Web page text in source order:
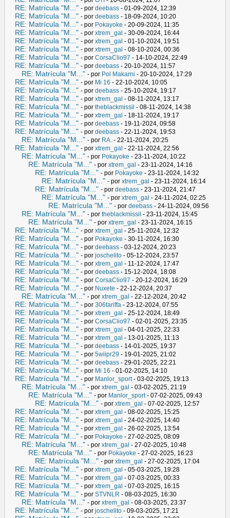
RE: Matrícula "M..." - por deebass - 01-09-2024, 12:39
RE: Matrícula "M..." - por deebass - 18-09-2024, 10:20
RE: Matrícula "M..." - por Pokayoke - 20-09-2024, 11:35
RE: Matrícula "M..." - por xtrem_gal - 30-09-2024, 16:44
RE: Matrícula "M..." - por xtrem_gal - 01-10-2024, 19:51
RE: Matrícula "M..." - por xtrem_gal - 08-10-2024, 00:36
RE: Matrícula "M..." - por CorsaClio97 - 14-10-2024, 22:49
RE: Matrícula "M..." - por deebass - 20-10-2024, 11:57
RE: Matrícula "M..." - por Pol Makarni - 20-10-2024, 17:29
RE: Matrícula "M..." - por Mi 16 - 22-10-2024, 10:05
RE: Matrícula "M..." - por deebass - 25-10-2024, 19:17
RE: Matrícula "M..." - por xtrem_gal - 08-11-2024, 13:17
RE: Matrícula "M..." - por theblackmissil - 08-11-2024, 14:38
RE: Matrícula "M..." - por xtrem_gal - 18-11-2024, 19:17
RE: Matrícula "M..." - por deebass - 19-11-2024, 09:58
RE: Matrícula "M..." - por deebass - 22-11-2024, 19:53
RE: Matrícula "M..." - por RA. - 22-11-2024, 20:25
RE: Matrícula "M..." - por xtrem_gal - 22-11-2024, 22:56
RE: Matrícula "M..." - por Pokayoke - 23-11-2024, 10:22
RE: Matrícula "M..." - por xtrem_gal - 23-11-2024, 14:16
RE: Matrícula "M..." - por Pokayoke - 23-11-2024, 14:32
RE: Matrícula "M..." - por xtrem_gal - 23-11-2024, 16:14
RE: Matrícula "M..." - por deebass - 23-11-2024, 21:47
RE: Matrícula "M..." - por xtrem_gal - 24-11-2024, 02:25
RE: Matrícula "M..." - por deebass - 24-11-2024, 09:56
RE: Matrícula "M..." - por theblackmissil - 23-11-2024, 15:45
RE: Matrícula "M..." - por xtrem_gal - 23-11-2024, 16:15
RE: Matrícula "M..." - por xtrem_gal - 25-11-2024, 12:32
RE: Matrícula "M..." - por Pokayoke - 30-11-2024, 16:30
RE: Matrícula "M..." - por deebass - 03-12-2024, 20:23
RE: Matrícula "M..." - por joschelito - 05-12-2024, 23:57
RE: Matrícula "M..." - por xtrem_gal - 11-12-2024, 17:47
RE: Matrícula "M..." - por deebass - 15-12-2024, 18:08
RE: Matrícula "M..." - por CorsaClio97 - 20-12-2024, 16:29
RE: Matrícula "M..." - por Nuxete - 22-12-2024, 20:37
RE: Matrícula "M..." - por xtrem_gal - 22-12-2024, 20:42
RE: Matrícula "M..." - por 306tariffa - 23-12-2024, 07:55
RE: Matrícula "M..." - por xtrem_gal - 25-12-2024, 18:49
RE: Matrícula "M..." - por CorsaClio97 - 02-01-2025, 23:35
RE: Matrícula "M..." - por xtrem_gal - 04-01-2025, 22:33
RE: Matrícula "M..." - por xtrem_gal - 13-01-2025, 11:13
RE: Matrícula "M..." - por deebass - 14-01-2025, 19:37
RE: Matrícula "M..." - por 5wiipr29 - 19-01-2025, 21:02
RE: Matrícula "M..." - por deebass - 29-01-2025, 22:21
RE: Matrícula "M..." - por Mi 16 - 01-02-2025, 14:10
RE: Matrícula "M..." - por Manlor_sport- 03-02-2025, 19:13
RE: Matrícula "M..." - por xtrem_gal - 03-02-2025, 21:19
RE: Matrícula "M..." - por Manlor_sport- 07-02-2025, 09:43
RE: Matrícula "M..." - por xtrem_gal - 07-02-2025, 12:57
RE: Matrícula "M..." - por xtrem_gal - 08-02-2025, 15:25
RE: Matrícula "M..." - por xtrem_gal - 24-02-2025, 14:40
RE: Matrícula "M..." - por xtrem_gal - 26-02-2025, 13:54
RE: Matrícula "M..." - por Pokayoke - 27-02-2025, 08:09
RE: Matrícula "M..." - por xtrem_gal - 27-02-2025, 10:48
RE: Matrícula "M..." - por Pokayoke - 27-02-2025, 16:23
RE: Matrícula "M..." - por xtrem_gal - 27-02-2025, 17:04
RE: Matrícula "M..." - por xtrem_gal - 05-03-2025, 19:28
RE: Matrícula "M..." - por xtrem_gal - 07-03-2025, 00:33
RE: Matrícula "M..." - por xtrem_gal - 07-03-2025, 16:15
RE: Matrícula "M..." - por STVNLR - 08-03-2025, 16:30
RE: Matrícula "M..." - por xtrem_gal - 08-03-2025, 23:37
RE: Matrícula "M..." - por joschelito - 09-03-2025, 17:21